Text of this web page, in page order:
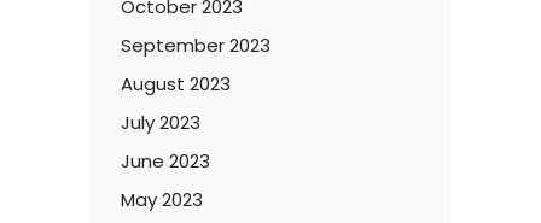
October 2023
September 2023
August 2023
July 2023
June 2023
May 2023